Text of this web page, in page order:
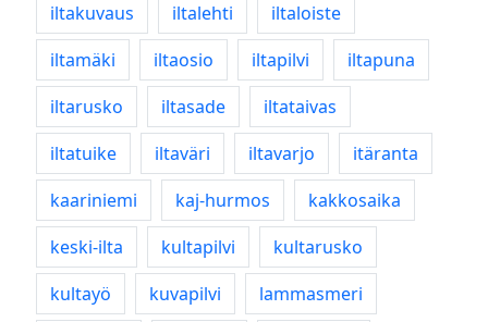
iltakuvaus
iltalehti
iltaloiste
iltamäki
iltaosio iltapilvi
iltapuna
iltarusko
iltasade
iltataivas
iltatuike
iltaväri iltavarjo
itäranta
kaariniemi
kaj-hurmos
kakkosaika
keski-ilta
kultapilvi
kultarusko
kultayö
kuvapilvi
lammasmeri